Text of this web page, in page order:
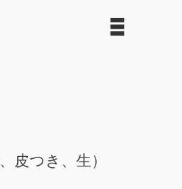
皮つき、生）